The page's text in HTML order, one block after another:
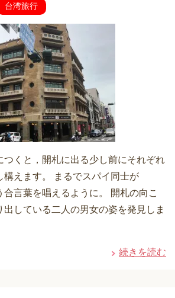
台湾旅行
つくと，開札に出る少し前にそれぞれ
構えます。 まるでスパイ同士が
合言葉を唱えるように。 開札の向こ
出している二人の男女の姿を発見しま
続きを読む